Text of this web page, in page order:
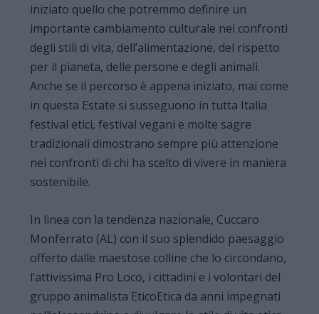
iniziato quello che potremmo definire un
importante cambiamento culturale nei confronti
degli stili di vita, dell’alimentazione, del rispetto
per il pianeta, delle persone e degli animali.
Anche se il percorso è appena iniziato, mai come
in questa Estate si susseguono in tutta Italia
festival etici, festival vegani e molte sagre
tradizionali dimostrano sempre più attenzione
nei confronti di chi ha scelto di vivere in maniera
sostenibile.
In linea con la tendenza nazionale, Cuccaro
Monferrato (AL) con il suo splendido paesaggio
offerto dalle maestose colline che lo circondano,
l’attivissima Pro Loco, i cittadini e i volontari del
gruppo animalista EticoEtica da anni impegnati